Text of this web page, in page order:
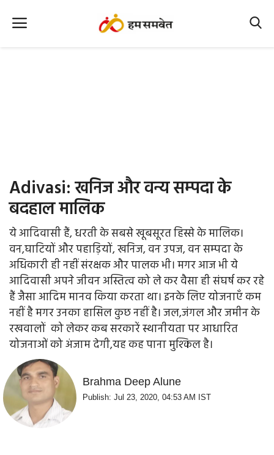
Office Office
Farm & Food
Opinion
Health & Lifestyle
Photo Gallery
Home
Adivasi: खनिज और वन्य सम्पदा के
बदहाल मालिक
ये आदिवासी हैं, धरती के सबसे खूबसूरत हिस्से के मालिक।
वन,घाटियों और पहाड़ियों, खनिज, वन उपज, वन सम्पदा के
अधिकारी ही नहीं संरक्षक और पालक भी। मगर आज भी ये
आदिवासी अपने जीवन अस्तित्व को ले कर वैसा ही संघर्ष कर रहे
हैं जैसा आदिम मानव किया करता था। इनके लिए योजनाएँ कम
नहीं है मगर उनका हासिल कुछ नहीं है। जल,जंगल और जमीन के
रखवालों को लेकर कब सरकारें स्थानीयता पर आधारित
योजनाओं को अंजाम देगी,यह कह पाना मुश्किल है।
Brahma Deep Alune
Publish: Jul 23, 2020, 04:53 AM IST